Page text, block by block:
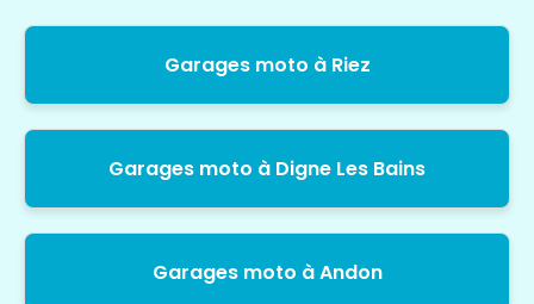
Garages moto à Riez
Garages moto à Digne Les Bains
Garages moto à Andon